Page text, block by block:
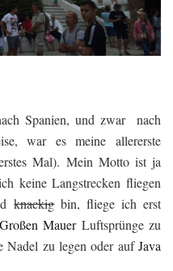
Spanien, und zwar nach
war es meine allererste
Mal). Mein Motto ist ja
keine Langstrecken fliegen
knackigbin, fliege ich erst
Großen MauerLuftsprünge zu
Nadel zu legen oder aufJava